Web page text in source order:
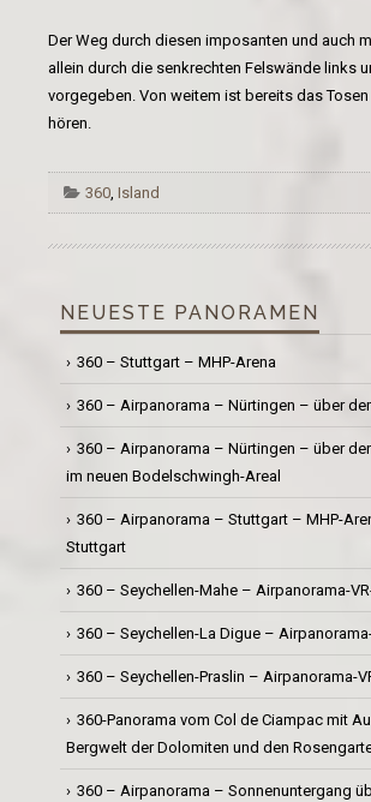
Der Weg durch diesen imposanten und auch
allein durch die senkrechten Felswände links
vorgegeben. Von weitem ist bereits das
hören.
360,Island
NEUESTE PANORAMEN
360 – Stuttgart – MHP-Arena
360 – Airpanorama – Nürtingen – über
360 – Airpanorama – Nürtingen – über
im neuen Bodelschwingh-Areal
360 – Airpanorama – Stuttgart – MHP-
Stuttgart
360 – Seychellen-Mahe – Airpanorama-
360 – Seychellen-La Digue –
360 – Seychellen-Praslin – Airpanorama-
360-Panorama vom Col de Ciampac mit
Bergwelt der Dolomiten und den
360 – Airpanorama – Sonnenuntergang